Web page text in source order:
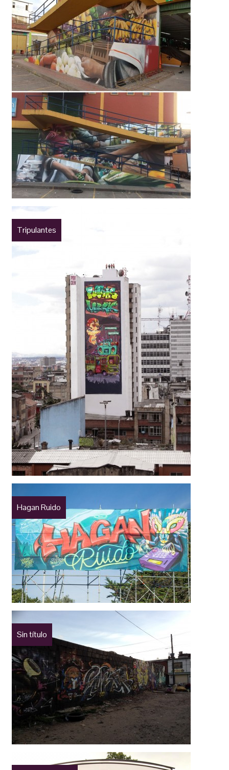
Tripulantes
Hagan Ruido
Sin título